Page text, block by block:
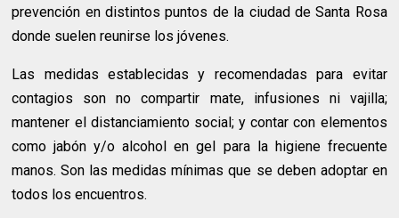
prevención en distintos puntos de la ciudad de Santa Rosa
donde suelen reunirse los jóvenes.
Las medidas establecidas y recomendadas para evitar
contagios son no compartir mate, infusiones ni vajilla;
mantener el distanciamiento social; y contar con elementos
como jabón y/o alcohol en gel para la higiene frecuente
manos. Son las medidas mínimas que se deben adoptar en
todos los encuentros.